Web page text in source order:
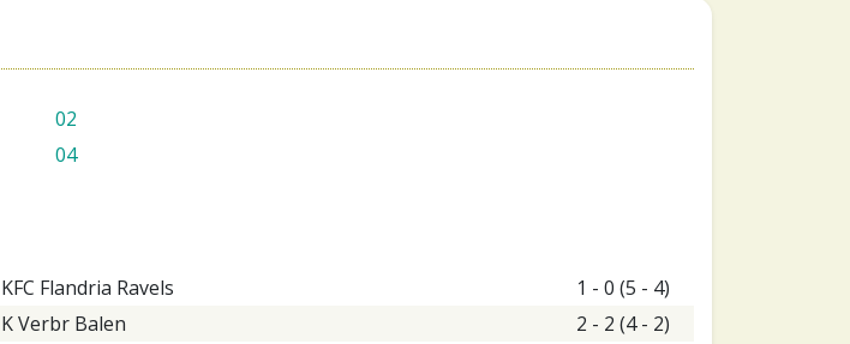
02
04
KFC Flandria Ravels
1 - 0 (5 - 4)
K Verbr Balen
2 - 2 (4 - 2)